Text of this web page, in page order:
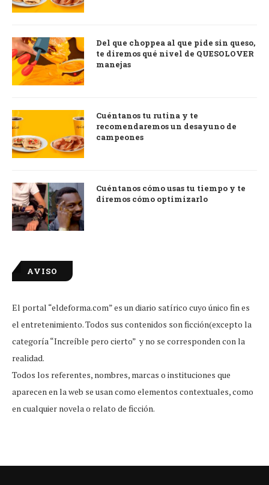
Del que choppea al que pide sin queso,
te diremos qué nivel de QUESOLOVER
manejas
Cuéntanos tu rutina y te
recomendaremos un desayuno de
campeones
Cuéntanos cómo usas tu tiempo y te
diremos cómo optimizarlo
AVISO
El portal “eldeforma.com” es un diario satírico cuyo único fin es
el entretenimiento. Todos sus contenidos son ficción(excepto la
categoría “Increíble pero cierto” y no se corresponden con la
realidad.
Todos los referentes, nombres, marcas o instituciones que
aparecen en la web se usan como elementos contextuales, como
en cualquier novela o relato de ficción.